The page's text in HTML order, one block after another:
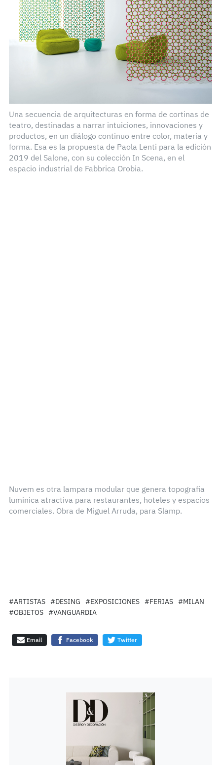
Una secuencia de arquitecturas en forma de cortinas de
teatro, destinadas a narrar intuiciones, innovaciones y
productos, en un diálogo continuo entre color, materia y
forma. Esa es la propuesta de Paola Lenti para la edición
2019 del Salone, con su colección In Scena, en el
espacio industrial de Fabbrica Orobia.
Nuvem es otra lampara modular que genera topografia
luminica atractiva para restaurantes, hoteles y espacios
comerciales. Obra de Miguel Arruda, para Slamp.
#ARTISTAS #DESING #EXPOSICIONES #FERIAS
#MILAN
#OBJETOS
#VANGUARDIA
Email Facebook Twitter